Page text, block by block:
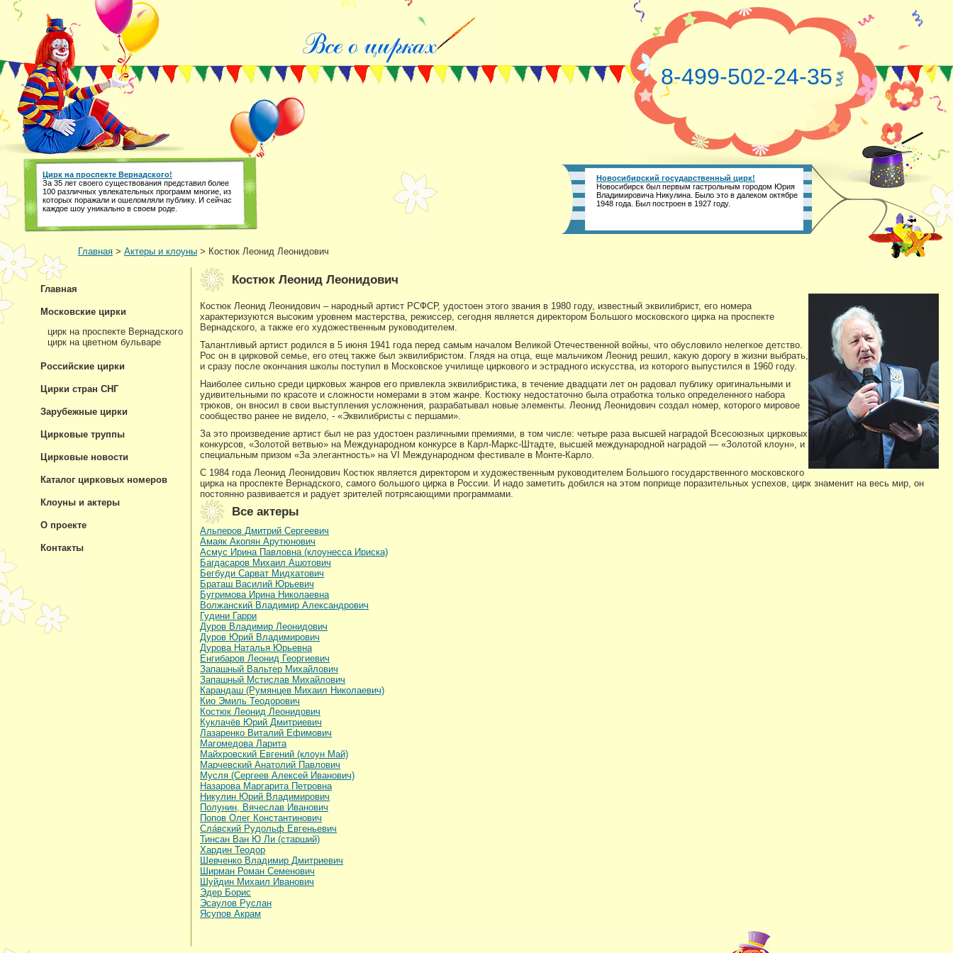
8-499-502-24-35
Цирк на проспекте Вернадского!
За 35 лет своего существования представил более
100 различных увлекательных программ многие, из
которых поражали и ошеломляли публику. И сейчас
каждое шоу уникально в своем роде.
Новосибирский государственный цирк!
Новосибирск был первым гастрольным городом Юрия
Владимировича Никулина. Было это в далеком октябре
1948 года. Был построен в 1927 году.
Главная > Актеры и клоуны > Костюк Леонид Леонидович
Костюк Леонид Леонидович
Костюк Леонид Леонидович – народный артист РСФСР, удостоен этого звания в 1980 году, известный эквилибрист, его номера
характеризуются высоким уровнем мастерства, режиссер, сегодня является директором Большого московского цирка на проспекте
Вернадского, а также его художественным руководителем.
Талантливый артист родился в 5 июня 1941 года перед самым началом Великой Отечественной войны, что обусловило нелегкое детство.
Рос он в цирковой семье, его отец также был эквилибристом. Глядя на отца, еще мальчиком Леонид решил, какую дорогу в жизни выбрать,
и сразу после окончания школы поступил в Московское училище циркового и эстрадного искусства, из которого выпустился в 1960 году.
Наиболее сильно среди цирковых жанров его привлекла эквилибристика, в течение двадцати лет он радовал публику оригинальными и
удивительными по красоте и сложности номерами в этом жанре. Костюку недостаточно была отработка только определенного набора
трюков, он вносил в свои выступления усложнения, разрабатывал новые элементы. Леонид Леонидович создал номер, которого мировое
сообщество ранее не видело, - «Эквилибристы с першами».
За это произведение артист был не раз удостоен различными премиями, в том числе: четыре раза высшей наградой Всесоюзных цирковых
конкурсов, «Золотой ветвью» на Международном конкурсе в Карл-Маркс-Штадте, высшей международной наградой — «Золотой клоун», и
специальным призом «За элегантность» на VI Международном фестивале в Монте-Карло.
С 1984 года Леонид Леонидович Костюк является директором и художественным руководителем Большого государственного московского
цирка на проспекте Вернадского, самого большого цирка в России. И надо заметить добился на этом поприще поразительных успехов, цирк знаменит на весь мир, он
постоянно развивается и радует зрителей потрясающими программами.
Все актеры
Альперов Дмитрий Сергеевич
Амаяк Акопян Арутюнович
Асмус Ирина Павловна (клоунесса Ириска)
Багдасаров Михаил Ашотович
Бегбуди Сарват Мидхатович
Браташ Василий Юрьевич
Бугримова Ирина Николаевна
Волжанский Владимир Александрович
Гудини Гарри
Дуров Владимир Леонидович
Дуров Юрий Владимирович
Дурова Наталья Юрьевна
Енгибаров Леонид Георгиевич
Запашный Вальтер Михайлович
Запашный Мстислав Михайлович
Карандаш (Румянцев Михаил Николаевич)
Кио Эмиль Теодорович
Костюк Леонид Леонидович
Куклачёв Юрий Дмитриевич
Лазаренко Виталий Ефимович
Магомедова Ларита
Майхровский Евгений (клоун Май)
Марчевский Анатолий Павлович
Мусля (Сергеев Алексей Иванович)
Назарова Маргарита Петровна
Никулин Юрий Владимирович
Полунин, Вячеслав Иванович
Попов Олег Константинович
Сла́вский Рудольф Евгеньевич
Тинсан Ван Ю Ли (старший)
Хардин Теодор
Шевченко Владимир Дмитриевич
Ширман Роман Семенович
Шуйдин Михаил Иванович
Эдер Борис
Эсаулов Руслан
Ясупов Акрам
Главная
Московские цирки
цирк на проспекте Вернадского
цирк на цветном бульваре
Российские цирки
Цирки стран СНГ
Зарубежные цирки
Цирковые труппы
Цирковые новости
Каталог цирковых номеров
Клоуны и актеры
О проекте
Контакты